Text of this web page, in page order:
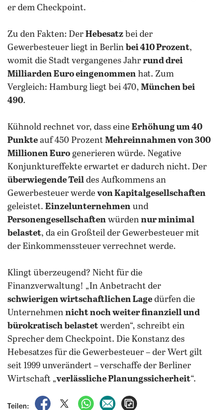
er dem Checkpoint.
Zu den Fakten: Der Hebesatz bei der
Gewerbesteuer liegt in Berlin bei 410 Prozent,
womit die Stadt vergangenes Jahr rund drei
Milliarden Euro eingenommen hat. Zum
Vergleich: Hamburg liegt bei 470, München bei
490.
Kühnold rechnet vor, dass eine Erhöhung um 40
Punkte auf 450 Prozent Mehreinnahmen von 300
Millionen Euro generieren würde. Negative
Konjunktureffekte erwartet er dadurch nicht. Der
überwiegende Teil des Aufkommens an
Gewerbesteuer werde von Kapitalgesellschaften
geleistet. Einzelunternehmen und
Personengesellschaften würden nur minimal
belastet, da ein Großteil der Gewerbesteuer mit
der Einkommenssteuer verrechnet werde.
Klingt überzeugend? Nicht für die
Finanzverwaltung! „In Anbetracht der
schwierigen wirtschaftlichen Lage dürfen die
Unternehmen nicht noch weiter finanziell und
bürokratisch belastet werden“, schreibt ein
Sprecher dem Checkpoint. Die Konstanz des
Hebesatzes für die Gewerbesteuer – der Wert gilt
seit 1999 unverändert – verschaffe der Berliner
Wirtschaft „verlässliche Planungssicherheit“.
Teilen:
auf Facebook teilen
auf X teilenper WhatsApp teilen
per E-Mail teilen